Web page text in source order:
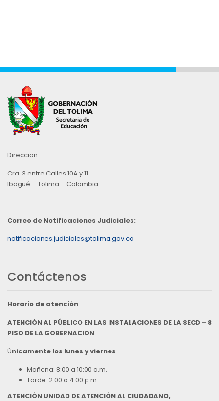
Direccion
Cra. 3 entre Calles 10A y 11
Ibagué – Tolima – Colombia
Correo de Notificaciones Judiciales:
notificaciones.judiciales@tolima.gov.co
Contáctenos
Horario de atención
ATENCIÓN AL PÚBLICO EN LAS INSTALACIONES DE LA SECD – 8
PISO DE LA GOBERNACION
Únicamente los lunes y viernes
Mañana: 8:00 a 10:00 a.m.
Tarde: 2:00 a 4:00 p.m
ATENCIÓN UNIDAD DE ATENCIÓN AL CIUDADANO,